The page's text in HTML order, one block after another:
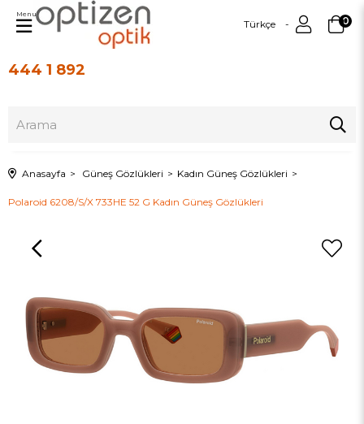
444 1 892
Türkçe 0
Menu
Anasayfa Güneş Gözlükleri Kadın Güneş Gözlükleri
Polaroid 6208/S/X 733HE 52 G Kadın Güneş Gözlükleri